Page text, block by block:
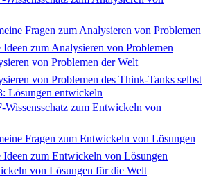
Fragen zum Analysieren von Problemen
zum Analysieren von Problemen
von Problemen der Welt
von Problemen des Think-Tanks selbst
Lösungen entwickeln
zum Entwickeln von
Fragen zum Entwickeln von Lösungen
zum Entwickeln von Lösungen
von Lösungen für die Welt